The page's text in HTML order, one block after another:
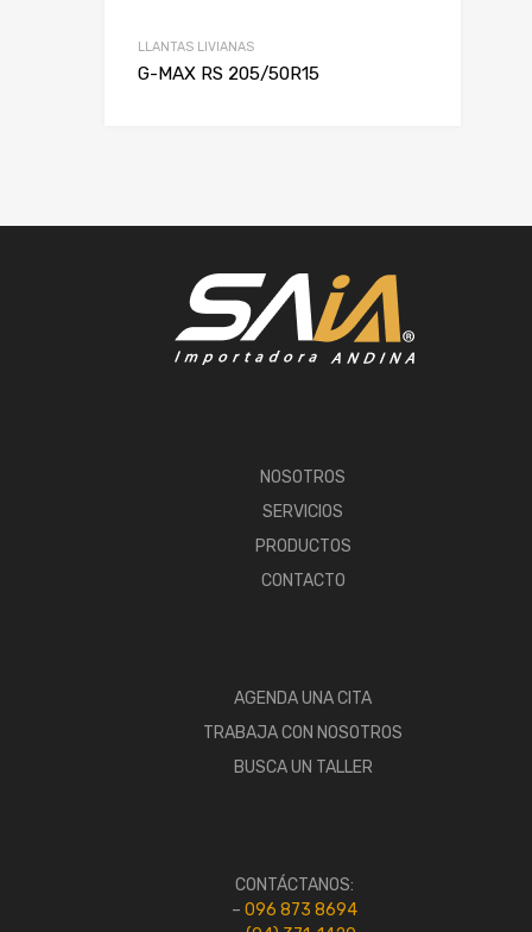
LLANTAS LIVIANAS
G-MAX RS 205/50R15
NOSOTROS
SERVICIOS
PRODUCTOS
CONTACTO
AGENDA UNA CITA
TRABAJA CON NOSOTROS
BUSCA UN TALLER
CONTÁCTANOS:
– 096 873 8694